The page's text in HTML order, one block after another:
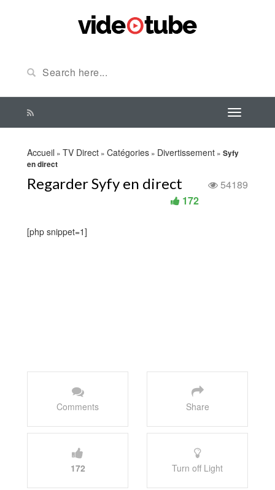
Accueil » TV Direct » Catégories » Divertissement » Syfy
en direct
Regarder Syfy en direct
54189
172
[php snippet=1]
Comments Share
172 Turn off Light